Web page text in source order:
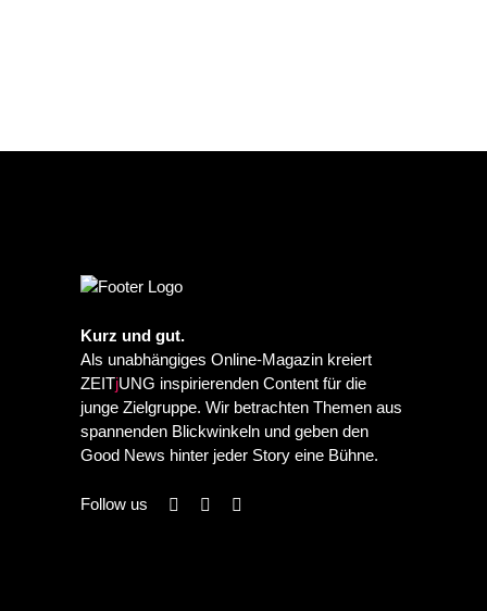
Kurz und gut.
Als unabhängiges Online-Magazin kreiert
ZEITjUNG inspirierenden Content für die
junge Zielgruppe. Wir betrachten Themen aus
spannenden Blickwinkeln und geben den
Good News hinter jeder Story eine Bühne.
Follow us